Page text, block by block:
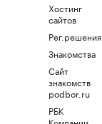
Хостинг
сайтов
Рег.решения
Знакомства
Сайт
знакомств
podbor.ru
РБК